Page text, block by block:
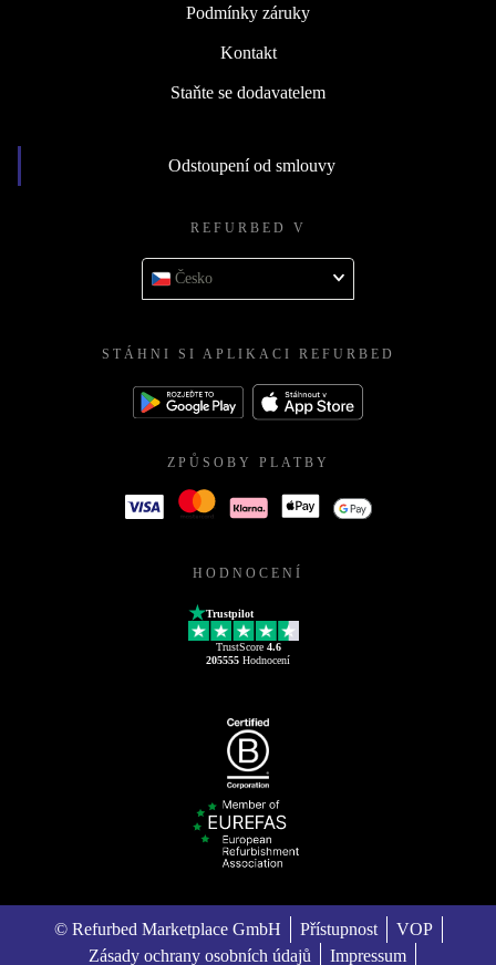
Podmínky záruky
Kontakt
Staňte se dodavatelem
Odstoupení od smlouvy
REFURBED V
Česko
STÁHNI SI APLIKACI REFURBED
ZPŮSOBY PLATBY
HODNOCENÍ
Trustpilot
TrustScore 4.6
205555 Hodnocení
© Refurbed Marketplace GmbH Přístupnost
VOP
Zásady ochrany osobních údajů
Impressum